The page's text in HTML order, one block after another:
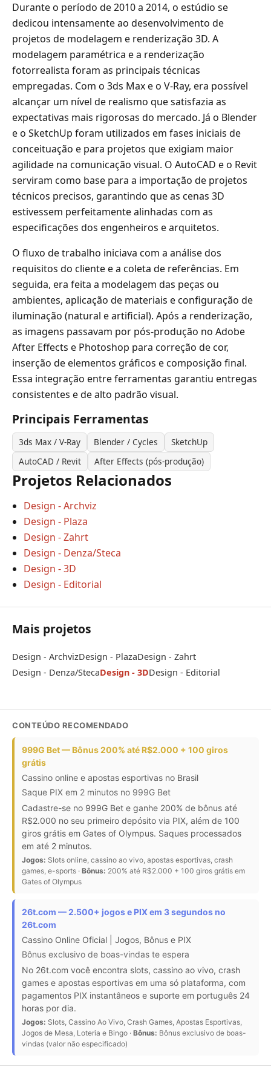
Durante o período de 2010 a 2014, o estúdio se
dedicou intensamente ao desenvolvimento de
projetos de modelagem e renderização 3D. A
modelagem paramétrica e a renderização
fotorrealista foram as principais técnicas
empregadas. Com o 3ds Max e o V-Ray, era possível
alcançar um nível de realismo que satisfazia as
expectativas mais rigorosas do mercado. Já o Blender
e o SketchUp foram utilizados em fases iniciais de
conceituação e para projetos que exigiam maior
agilidade na comunicação visual. O AutoCAD e o Revit
serviram como base para a importação de projetos
técnicos precisos, garantindo que as cenas 3D
estivessem perfeitamente alinhadas com as
especificações dos engenheiros e arquitetos.
O fluxo de trabalho iniciava com a análise dos
requisitos do cliente e a coleta de referências. Em
seguida, era feita a modelagem das peças ou
ambientes, aplicação de materiais e configuração de
iluminação (natural e artificial). Após a renderização,
as imagens passavam por pós-produção no Adobe
After Effects e Photoshop para correção de cor,
inserção de elementos gráficos e composição final.
Essa integração entre ferramentas garantiu entregas
consistentes e de alto padrão visual.
Principais Ferramentas
3ds Max / V-Ray Blender / Cycles
SketchUp
AutoCAD / Revit
After Effects (pós-produção)
Projetos Relacionados
Design - Archviz
Design - Plaza
Design - Zahrt
Design - Denza/Steca
Design - 3D
Design - Editorial
Mais projetos
Design - ArchvizDesign - PlazaDesign - Zahrt
Design - Denza/StecaDesign - 3DDesign - Editorial
CONTEÚDO RECOMENDADO
999G Bet — Bônus 200% até R$2.000 + 100 giros
grátis
Cassino online e apostas esportivas no Brasil
Saque PIX em 2 minutos no 999G Bet
Cadastre-se no 999G Bet e ganhe 200% de bônus até
R$2.000 no seu primeiro depósito via PIX, além de 100
giros grátis em Gates of Olympus. Saques processados
em até 2 minutos.
Jogos: Slots online, cassino ao vivo, apostas esportivas, crash
games, e-sports · Bônus: 200% até R$2.000 + 100 giros grátis em
Gates of Olympus
26t.com — 2.500+ jogos e PIX em 3 segundos no
26t.com
Cassino Online Oficial | Jogos, Bônus e PIX
Bônus exclusivo de boas-vindas te espera
No 26t.com você encontra slots, cassino ao vivo, crash
games e apostas esportivas em uma só plataforma, com
pagamentos PIX instantâneos e suporte em português 24
horas por dia.
Jogos: Slots, Cassino Ao Vivo, Crash Games, Apostas Esportivas,
Jogos de Mesa, Loteria e Bingo · Bônus: Bônus exclusivo de boas-
vindas (valor não especificado)